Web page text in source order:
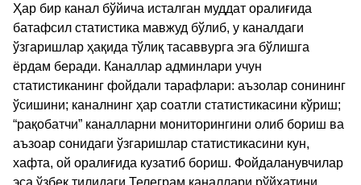
Ҳар бир канал бўйича исталган муддат оралиғида
батафсил статистика мавжуд бўлиб, у каналдаги
ўзгаришлар ҳақида тўлиқ тасаввурга эга бўлишга
ёрдам беради. Каналлар админлари учун
статистиканинг фойдали тарафлари: аъзолар сонининг
ўсишини; каналнинг ҳар соатли статистикасини кўриш;
“рақобатчи” каналларни мониторингини олиб бориш ва
аъзоар сонидаги ўзгаришлар статистикасини кун,
хафта, ой оралиғида кузатиб бориш. Фойдаланувчилар
эса ўзбек тилидаги Телеграм каналлари рўйхатини